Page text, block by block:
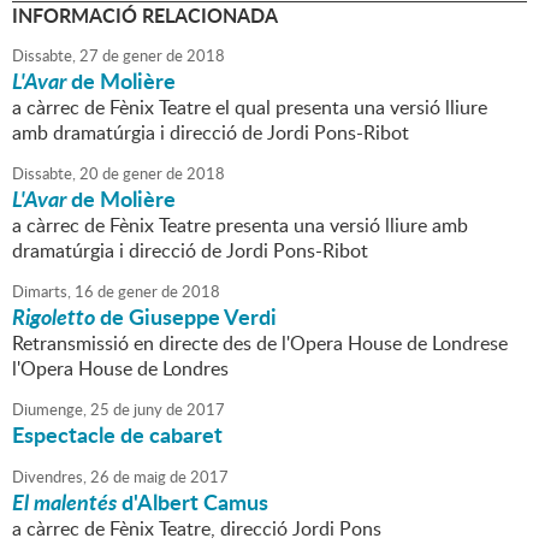
INFORMACIÓ RELACIONADA
Dissabte,27 degenerde2018
L'Avarde Molière
a càrrec de Fènix Teatre el qual presenta una versió lliure
amb dramatúrgia i direcció de Jordi Pons-Ribot
Dissabte,20 degenerde2018
L'Avarde Molière
a càrrec de Fènix Teatre presenta una versió lliure amb
dramatúrgia i direcció de Jordi Pons-Ribot
Dimarts, 16 degenerde2018
Rigolettode Giuseppe Verdi
Retransmissió en directe des de l'Opera House de Londrese
l'Opera House de Londres
Diumenge,25 de junyde2017
Espectacle de cabaret
Divendres,26 de maigde2017
El malentésd'Albert Camus
a càrrec de Fènix Teatre, direcció Jordi Pons